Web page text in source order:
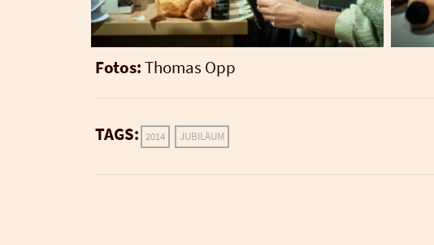
Fotos:Tho­mas Opp
TAGS: 2014 JUBILÄUM